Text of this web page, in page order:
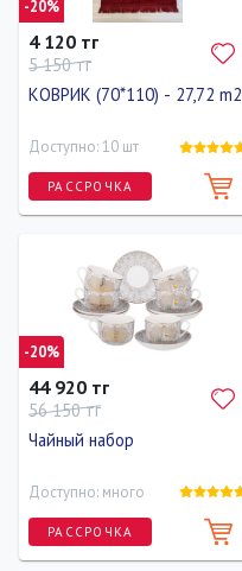
-20%
4 120 тг
5 150 тг
КОВРИК (70*110) - 27,72 m2
Доступно: 10 шт
РАССРОЧКА
Ширина
70 см
-20%
44 920 тг
56 150 тг
Чайный набор
Доступно: много
РАССРОЧКА